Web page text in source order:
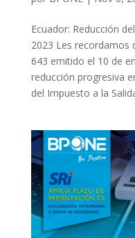
Ecuador: Reducción
2023 Les recordamos
643 emitido el 10 de
reducción progresiva
del Impuesto a la